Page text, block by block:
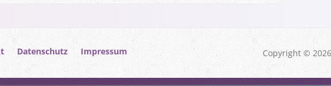
Datenschutz Impressum Copyright ©